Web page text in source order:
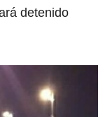
detenido